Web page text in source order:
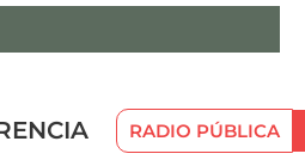
RADIO PÚBLICA